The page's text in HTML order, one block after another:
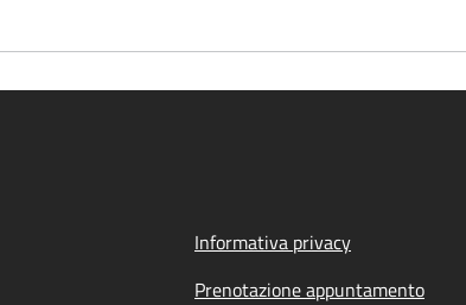
Informativa privacy
Prenotazione appuntamento